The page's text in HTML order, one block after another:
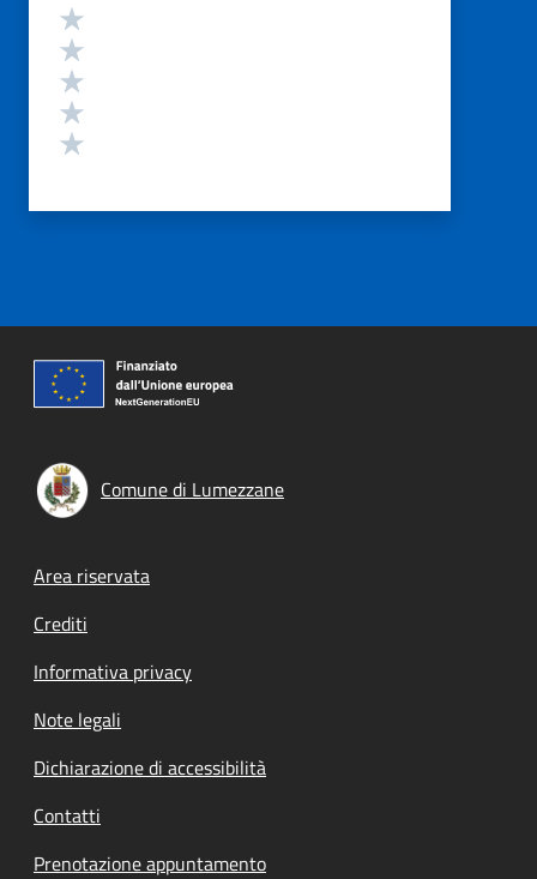
Valutazione
Comune di Lumezzane
Footer menu
Area riservata
Crediti
Informativa privacy
Note legali
Dichiarazione di accessibilità
Contatti
Prenotazione appuntamento